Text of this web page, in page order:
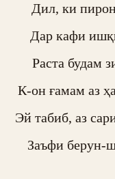
Дил, ки
Дар кафи
Раста будам
К-он ғамам аз
Эй табиб, аз
Заъфи берун-